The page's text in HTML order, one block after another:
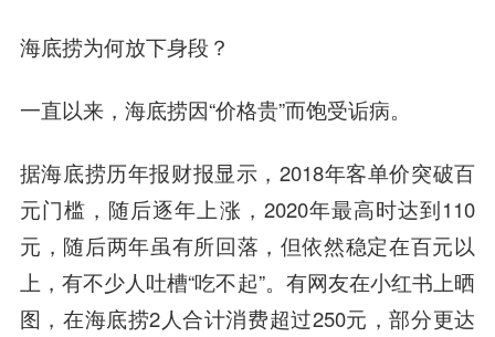
海底捞为何放下身段？
一直以来，海底捞因“价格贵”而饱受诟病。
据海底捞历年报财报显示，2018年客单价突破百
元门槛，随后逐年上涨，2020年最高时达到110
元，随后两年虽有所回落，但依然稳定在百元以
上，有不少人吐槽“吃不起”。有网友在小红书上晒
图，在海底捞2人合计消费超过250元，部分更达